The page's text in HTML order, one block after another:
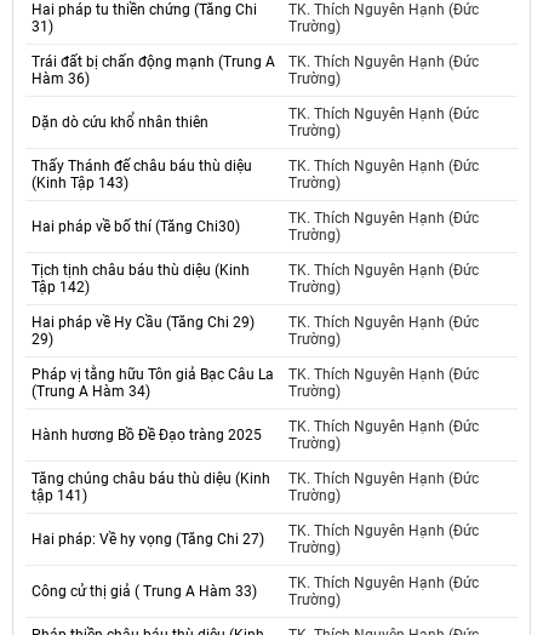
Hai pháp tu thiền chứng (Tăng Chi
31)
TK. Thích Nguyên Hạnh (Đức
Trường)
Trái đất bị chấn động mạnh (Trung A
Hàm 36)
TK. Thích Nguyên Hạnh (Đức
Trường)
Dặn dò cứu khổ nhân thiên
TK. Thích Nguyên Hạnh (Đức
Trường)
Thấy Thánh đế châu báu thù diệu
(Kinh Tập 143)
TK. Thích Nguyên Hạnh (Đức
Trường)
Hai pháp về bố thí (Tăng Chi30)
TK. Thích Nguyên Hạnh (Đức
Trường)
Tịch tịnh châu báu thù diệu (Kinh
Tập 142)
TK. Thích Nguyên Hạnh (Đức
Trường)
Hai pháp về Hy Cầu (Tăng Chi 29)
29)
TK. Thích Nguyên Hạnh (Đức
Trường)
Pháp vị tằng hữu Tôn giả Bạc Câu La
(Trung A Hàm 34)
TK. Thích Nguyên Hạnh (Đức
Trường)
Hành hương Bồ Đề Đạo tràng 2025
TK. Thích Nguyên Hạnh (Đức
Trường)
Tăng chúng châu báu thù diệu (Kinh
tập 141)
TK. Thích Nguyên Hạnh (Đức
Trường)
Hai pháp: Về hy vọng (Tăng Chi 27)
TK. Thích Nguyên Hạnh (Đức
Trường)
Công cử thị giả ( Trung A Hàm 33)
TK. Thích Nguyên Hạnh (Đức
Trường)